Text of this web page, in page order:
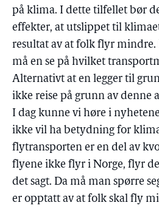
på klima. I dette tilfellet bør
effekter, at utslippet til
resultat av at folk flyr mindre.
må en se på hvilket
Alternativt at en legger til
ikke reise på grunn av denne
I dag kunne vi høre i
ikke vil ha betydning for
flytransporten er en del av
flyene ikke flyr i Norge, flyr
det sagt. Da må man spørre
er opptatt av at folk skal fly